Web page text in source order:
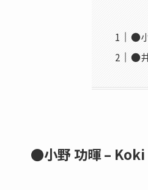
●
●
●小野 功暉 –